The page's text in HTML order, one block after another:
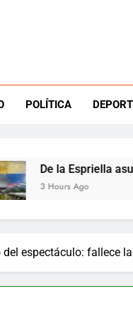
POLÍTICA
De la Espriella asume
3 Hours Ago
espectáculo: fallece